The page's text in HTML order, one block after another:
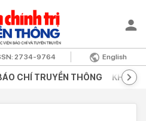
2734-9764 English
CHÍ TRUYỀN THÔNG KHOA